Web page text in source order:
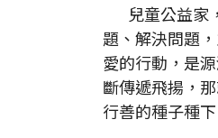
兒童公益家
題、解決問題
愛的行動，是
斷傳遞飛揚，
行善的種子種